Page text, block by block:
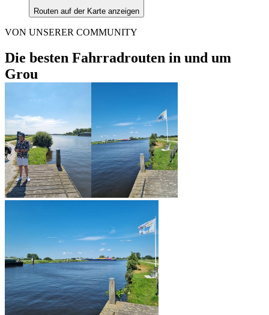
Routen auf der Karte anzeigen
VON UNSERER COMMUNITY
Die besten Fahrradrouten in und um
Grou